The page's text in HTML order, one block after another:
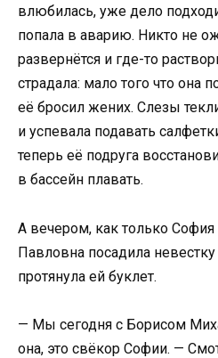
влюбилась, уже дело
попала в аварию. Никто не
развернётся и где-то
страдала: мало того что она
её бросил жених. Слезы
и успевала подавать
теперь её подруга
в бассейн плавать.
А вечером, как только
Павловна посадила
протянула ей буклет.
— Мы сегодня с Борисом
она, это свёкор Софии. —